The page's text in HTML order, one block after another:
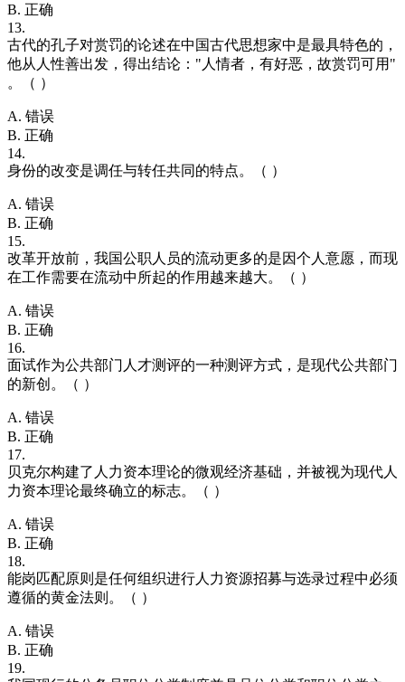
B. 正确
13.
古代的孔子对赏罚的论述在中国古代思想家中是最具特色的，
他从人性善出发，得出结论："人情者，有好恶，故赏罚可用"
。（ ）
A. 错误
B. 正确
14.
身份的改变是调任与转任共同的特点。（ ）
A. 错误
B. 正确
15.
改革开放前，我国公职人员的流动更多的是因个人意愿，而现
在工作需要在流动中所起的作用越来越大。（ ）
A. 错误
B. 正确
16.
面试作为公共部门人才测评的一种测评方式，是现代公共部门
的新创。（ ）
A. 错误
B. 正确
17.
贝克尔构建了人力资本理论的微观经济基础，并被视为现代人
力资本理论最终确立的标志。（ ）
A. 错误
B. 正确
18.
能岗匹配原则是任何组织进行人力资源招募与选录过程中必须
遵循的黄金法则。（ ）
A. 错误
B. 正确
19.